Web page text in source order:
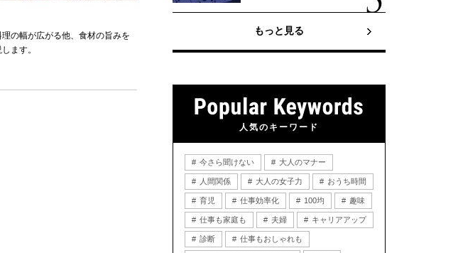
の幅が広がる他、食材の旨みを
ます。
もっと見る
人気のキーワード
今さら聞けない 大人のマナー
人間関係 大人の女子力 おうち時間
育児 仕事効率化 100均 趣味
仕事も家庭も 夫婦 キャリアアップ
診断 仕事もおしゃれも